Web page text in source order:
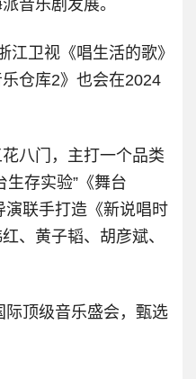
音乐剧发展。
江卫视《唱生活的歌》
乐仓库2》也会在2024
八门，主打一个品类
生存实验”《舞台
演联手打造《新说唱时
、黄子韬、胡彦斌、
际顶级音乐盛会，甄选